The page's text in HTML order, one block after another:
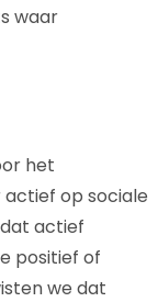
waar
het
op sociale
actief
positief of
we dat